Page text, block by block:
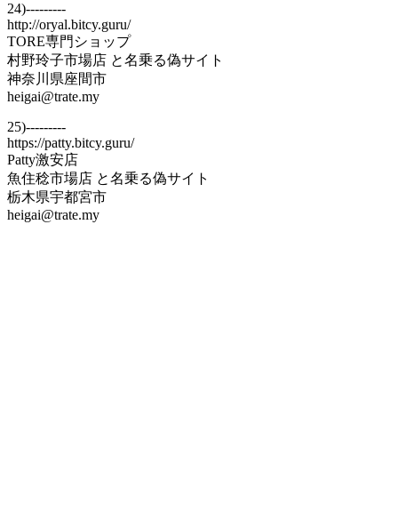
24)---------
http://oryal.bitcy.guru/
TORE専門ショップ
村野玲子市場店 と名乗る偽サイト
神奈川県座間市
heigai@trate.my
25)---------
https://patty.bitcy.guru/
Patty激安店
魚住稔市場店 と名乗る偽サイト
栃木県宇都宮市
heigai@trate.my